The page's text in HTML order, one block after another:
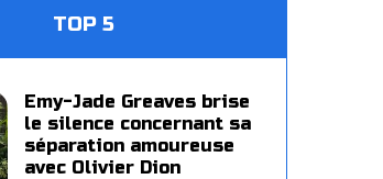
TOP 5
Emy-Jade Greaves brise
le silence concernant sa
séparation amoureuse
avec Olivier Dion